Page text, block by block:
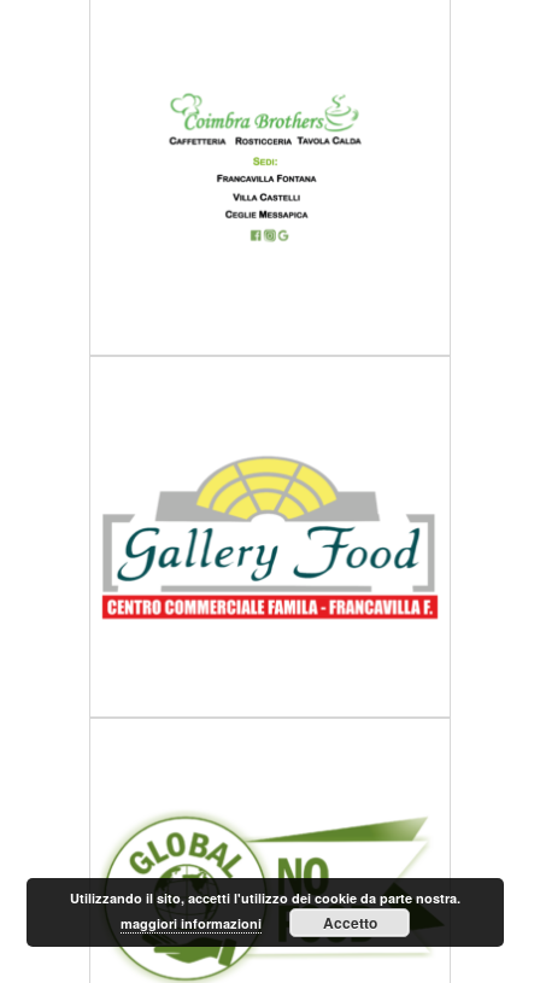
Utilizzando il sito, accetti l'utilizzo dei cookie da parte nostra.
maggiori informazioni
Accetto